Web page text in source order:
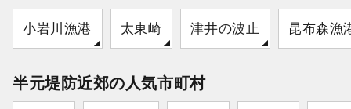
小岩川漁港 太東崎 津井の波止 昆布森漁
半元堤防近郊の人気市町村